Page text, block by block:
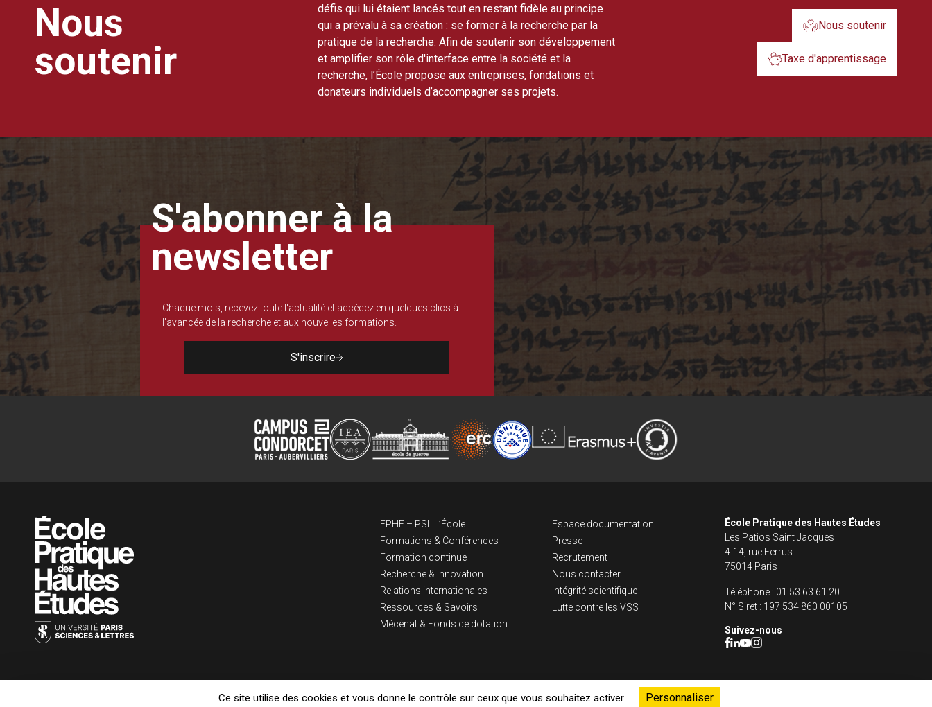
Nous
soutenir
défis qui lui étaient lancés tout en restant fidèle au principe
qui a prévalu à sa création : se former à la recherche par la
pratique de la recherche. Afin de soutenir son développement
et amplifier son rôle d'interface entre la société et la
recherche, l’École propose aux entreprises, fondations et
donateurs individuels d’accompagner ses projets.
Nous soutenir
Taxe d'apprentissage
S'abonner à la
newsletter
Chaque mois, recevez toute l'actualité et accédez en quelques clics à
l'avancée de la recherche et aux nouvelles formations.
S'inscrire
Navigation principale dans le
EPHE – PSL L’École
Formations & Conférences
Formation continue
Recherche & Innovation
Relations internationales
Ressources & Savoirs
Mécénat & Fonds de dotation
Liens footer
Espace documentation
Presse
Recrutement
Nous contacter
Intégrité scientifique
Lutte contre les VSS
École Pratique des Hautes Études
Les Patios Saint Jacques
4-14, rue Ferrus
75014 Paris
Téléphone : 01 53 63 61 20
N° Siret : 197 534 860 00105
Suivez-nous
Mentions légalesPolitique de confidentialité
Ce site utilise des cookies et vous donne le contrôle sur ceux que vous souhaitez activer Personnaliser